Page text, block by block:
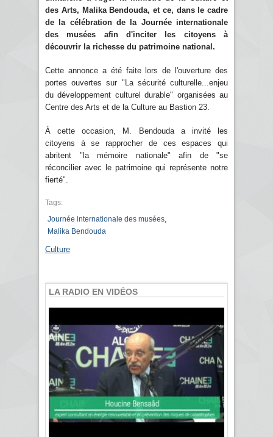
des Arts, Malika Bendouda, et ce, dans le cadre
de la célébration de la Journée internationale
des musées afin d'inciter les citoyens à
découvrir la richesse du patrimoine national.
Cette annonce a été faite lors de l'ouverture des
portes ouvertes sur "La sécurité culturelle...enjeu
du développement culturel durable" organisées au
Centre des Arts et de la Culture au Bastion 23.
À cette occasion, M. Bendouda a invité les
citoyens à se rapprocher de ces espaces qui
abritent "la mémoire nationale" afin de "se
réconcilier avec le patrimoine qui représente notre
fierté".
Tags:
Journée internationale des musées
Malika Bendouda
Culture
LA RADIO EN VIDÉOS